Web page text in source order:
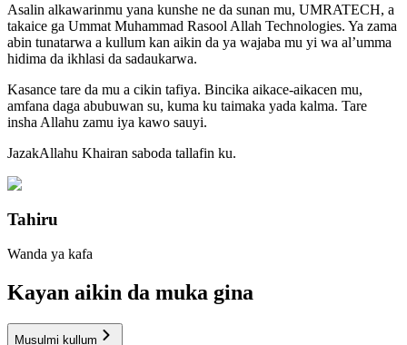
Asalin alkawarinmu yana kunshe ne da sunan mu, UMRATECH, a
takaice ga Ummat Muhammad Rasool Allah Technologies. Ya zama
abin tunatarwa a kullum kan aikin da ya wajaba mu yi wa al’umma
hidima da ikhlasi da sadaukarwa.
Kasance tare da mu a cikin tafiya. Bincika aikace-aikacen mu,
amfana daga abubuwan su, kuma ku taimaka yada kalma. Tare
insha Allahu zamu iya kawo sauyi.
JazakAllahu Khairan saboda tallafin ku.
Tahiru
Wanda ya kafa
Kayan aikin da muka gina
Musulmi kullum